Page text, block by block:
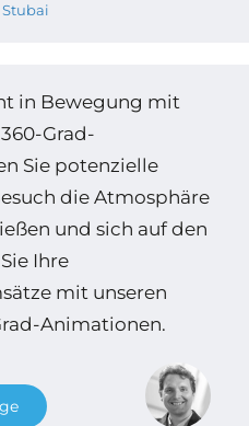
in Bewegung mit
Grad-
Sie potenzielle
die Atmosphäre
und sich auf den
Ihre
mit unseren
Animationen.